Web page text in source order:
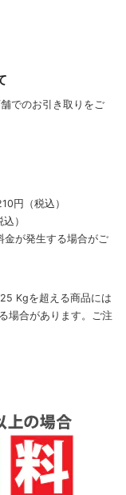
でのお引き取りをご
円（税込）
）
金が発生する場合がご
Kgを超える商品には
場合があります。 ご注